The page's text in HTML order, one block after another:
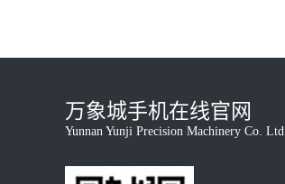
万象城手机在线官网
Yunnan Yunji Precision Machinery Co. Ltd